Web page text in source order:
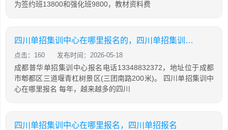
为签约班13800和强化班9800，教材资料费
四川单招集训中心在哪里报名的，四川单招集训基地
点击：160 发布时间：2026-05-18
成都普华单招集训中心报名电话13348832372，地址位于成都
市郫都区三道堰青杠树景区(三团南路200米)。 四川单招集训中
心在哪里报名 每年，越来越多的四川
四川单招集训中心在哪里报名，四川单招报名